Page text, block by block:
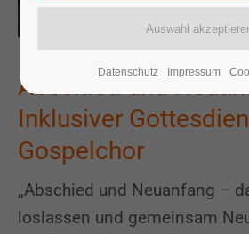
Abschied und
Inklusiver
Gospelchor
„Abschied und Neuanfang –
loslassen und gemeinsam
Datenschutz Impressum